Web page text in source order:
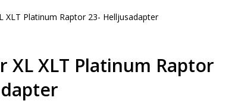
XLT Platinum Raptor 23- Helljusadapter
XL XLT Platinum Raptor